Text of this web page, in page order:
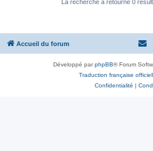
La recherche a retourné 0
Accueil du forum
Développé parphpBB® Forum
Traduction française
Confidentialité |